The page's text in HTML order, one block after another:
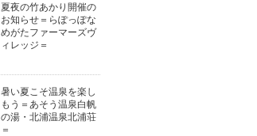
夏夜の竹あかり開催の
お知らせ＝らぽっぽな
めがたファーマーズヴ
ィレッジ＝
暑い夏こそ温泉を楽し
もう＝あそう温泉白帆
の湯・北浦温泉北浦荘
＝